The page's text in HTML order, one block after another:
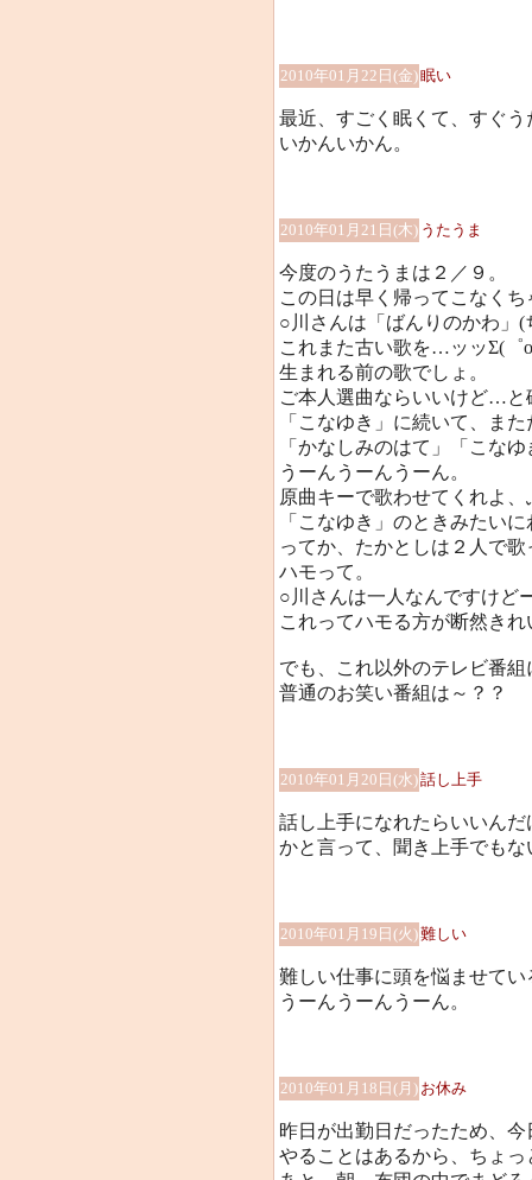
2010年01月22日(金)眠い
最近、すごく眠くて、すぐ
いかんいかん。
2010年01月21日(木) うたうま
今度のうたうまは２／９。
この日は早く帰ってこなくち
○川さんは「ばんりのかわ」
これまた古い歌を…ッッΣ(゜
生まれる前の歌でしょ。
ご本人選曲ならいいけど…
「こなゆき」に続いて、ま
「かなしみのはて」「こな
うーんうーんうーん。
原曲キーで歌わせてくれよ
「こなゆき」のときみたい
ってか、たかとしは２人で
ハモって。
○川さんは一人なんですけど
これってハモる方が断然き
でも、これ以外のテレビ番
普通のお笑い番組は～？？
2010年01月20日(水)話し上手
話し上手になれたらいいん
かと言って、聞き上手でもな
2010年01月19日(火)難しい
難しい仕事に頭を悩ませてい
うーんうーんうーん。
2010年01月18日(月) お休み
昨日が出勤日だったため、
やることはあるから、ちょ